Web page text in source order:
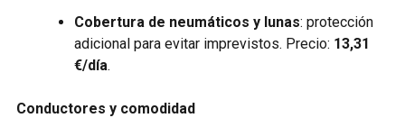
Cobertura de neumáticos y lunas: protección
adicional para evitar imprevistos. Precio: 13,31
€/día.
Conductores y comodidad